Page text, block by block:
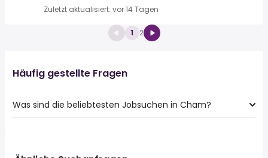
Zuletzt aktualisiert: vor 14 Tagen
1 2
Häufig gestellte Fragen
Was sind die beliebtesten Jobsuchen in Cham?